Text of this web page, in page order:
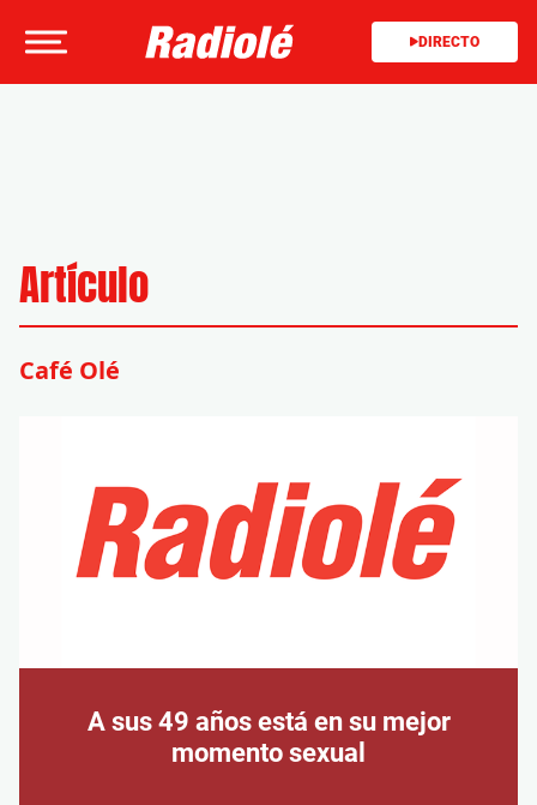
DIRECTO
Artículo
Café Olé
A sus 49 años está en su mejor
momento sexual